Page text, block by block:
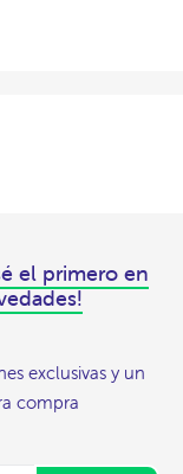
el primero en
exclusivas y un
compra